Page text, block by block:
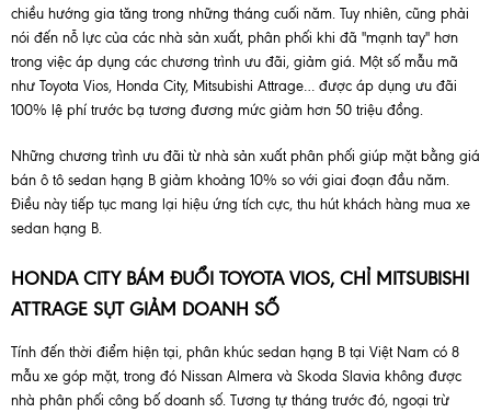
chiều hướng gia tăng trong những tháng cuối năm. Tuy nhiên, cũng phải
nói đến nỗ lực của các nhà sản xuất, phân phối khi đã "mạnh tay" hơn
trong việc áp dụng các chương trình ưu đãi, giảm giá. Một số mẫu mã
như Toyota Vios, Honda City, Mitsubishi Attrage… được áp dụng ưu đãi
100% lệ phí trước bạ tương đương mức giảm hơn 50 triệu đồng.
Những chương trình ưu đãi từ nhà sản xuất phân phối giúp mặt bằng giá
bán ô tô sedan hạng B giảm khoảng 10% so với giai đoạn đầu năm.
Điều này tiếp tục mang lại hiệu ứng tích cực, thu hút khách hàng mua xe
sedan hạng B.
HONDA CITY BÁM ĐUỔI TOYOTA VIOS, CHỈ MITSUBISHI
ATTRAGE SỤT GIẢM DOANH SỐ
Tính đến thời điểm hiện tại, phân khúc sedan hạng B tại Việt Nam có 8
mẫu xe góp mặt, trong đó Nissan Almera và Skoda Slavia không được
nhà phân phối công bố doanh số. Tương tự tháng trước đó, ngoại trừ